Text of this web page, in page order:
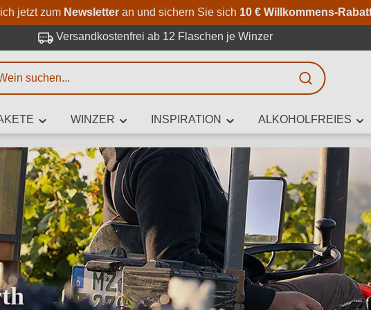
Zum Hauptinhalt springen
Zur Suche springen
Zur Hauptnavigation springen
jetzt zum Newsletteran und sichern Sie sich 10 € Willkommens-
Versandkostenfrei ab 12 Flaschen je Winzer
WINZER INSPIRATION ALKOHOLFREIES
eingeben
Erweiterte
Sie, welchen Wein Sie suchen – ob nach Geschmack, Anlass, Weinnamen,
Rebsorte, Region, Winzer oder anderen Kriterien.